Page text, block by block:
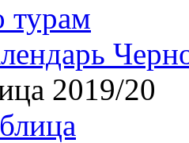
турам
2019/20